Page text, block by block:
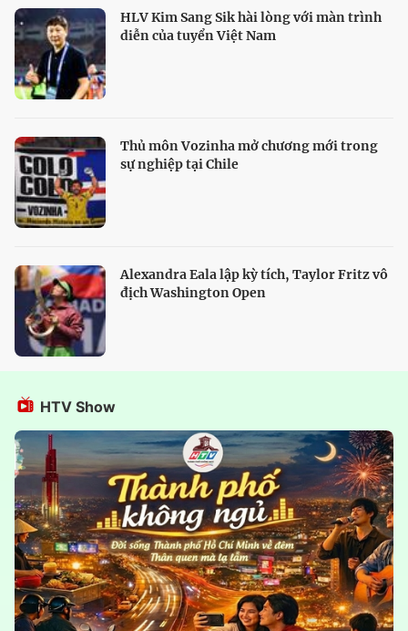
HLV Kim Sang Sik hài lòng với màn trình
diễn của tuyển Việt Nam
Thủ môn Vozinha mở chương mới trong
sự nghiệp tại Chile
Alexandra Eala lập kỳ tích, Taylor Fritz vô
địch Washington Open
HTV Show